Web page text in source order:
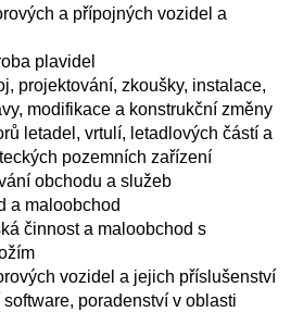
a přípojných vozidel a
plavidel
projektování, zkoušky, instalace,
modifikace a konstrukční změny
letadel, vrtulí, letadlových částí a
pozemních zařízení
obchodu a služeb
a maloobchod
činnost a maloobchod s
vozidel a jejich příslušenství
poradenství v oblasti